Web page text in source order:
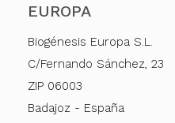
EUROPA
Biogénesis Europa S.L.
C/Fernando Sánchez, 23
ZIP 06003
Badajoz - España